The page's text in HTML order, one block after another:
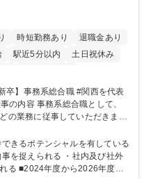
時短勤務あり
退職金あり
駅近5分以内
土日祝休み
の業務に従事していただきま
労業務 ■海外に関係する各種業
属
人の適性及び将来のキャリアを
【育成】OJTでの現場育成や研
きるポテンシャルを有している
を捉えられる ・社内及び社外
年度ま